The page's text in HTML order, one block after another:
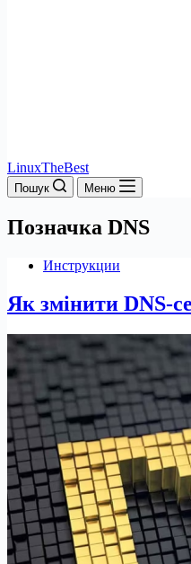
LinuxTheBest
Пошук Меню
Позначка DNS
Инструкции
Як змінити DNS-